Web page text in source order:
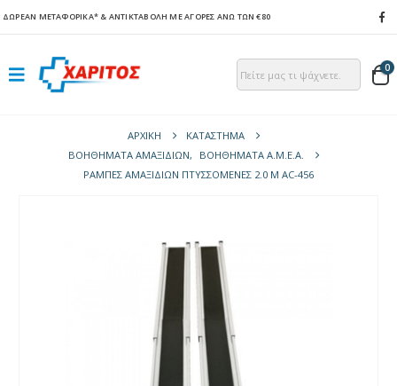
ΔΩΡΕΑΝ ΜΕΤΑΦΟΡΙΚΑ* & ΑΝΤΙΚΤΑΒΟΛΗ ΜΕ ΑΓΟΡΕΣ ΑΝΩ ΤΩΝ €80
0
ΑΡΧΙΚΉ
ΚΑΤΆΣΤΗΜΑ
ΒΟΗΘΉΜΑΤΑ ΑΜΑΞΙΔΊΩΝ,
ΒΟΗΘΉΜΑΤΑ Α.Μ.Ε.Α.
ΡΆΜΠΕΣ ΑΜΑΞΙΔΊΩΝ ΠΤΥΣΣΌΜΕΝΕΣ 2.0 M AC-456